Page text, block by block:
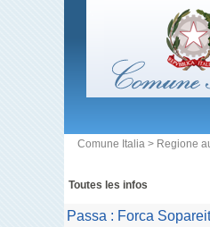
Comune Italia > Regione
Toutes les infos
Passa : Forca Sopareit